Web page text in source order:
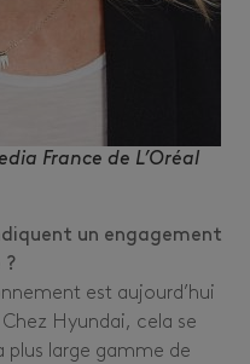
France de L’Oréal
un engagement
?
est aujourd’hui
Hyundai, cela se
plus large gamme de